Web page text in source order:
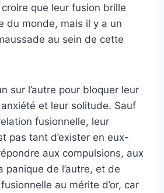
que leur fusion brille
du monde, mais il y a un
au sein de cette
sur l’autre pour bloquer leur
et leur solitude. Sauf
fusionnelle, leur
pas tant d’exister en eux-
aux compulsions, aux
panique de l’autre, et de
au mérite d’or, car